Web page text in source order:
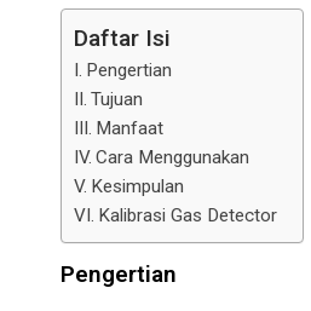
Daftar Isi
Pengertian
Tujuan
Manfaat
Cara Menggunakan
Kesimpulan
Kalibrasi Gas Detector
Pengertian